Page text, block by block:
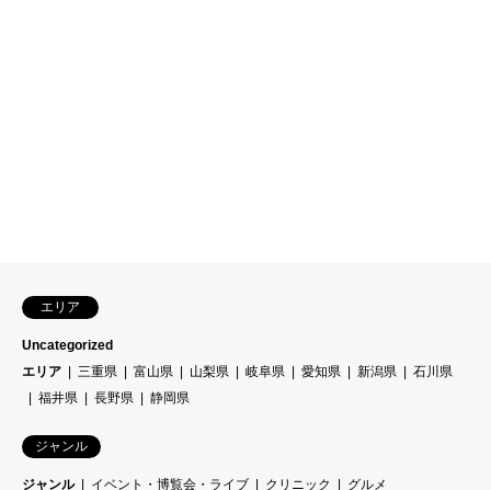
エリア
Uncategorized
エリア
三重県 富山県 山梨県 岐阜県 愛知県 新潟県
石川県
福井県
長野県 静岡県
ジャンル
ジャンル イベント・博覧会・ライブ クリニック
グルメ